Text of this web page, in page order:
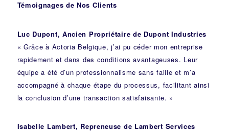
Témoignages de Nos Clients
Luc Dupont, Ancien Propriétaire de Dupont Industries
« Grâce à Actoria Belgique, j’ai pu céder mon entreprise
rapidement et dans des conditions avantageuses. Leur
équipe a été d’un professionnalisme sans faille et m’a
accompagné à chaque étape du processus, facilitant ainsi
la conclusion d’une transaction satisfaisante. »
Isabelle Lambert, Repreneuse de Lambert Services